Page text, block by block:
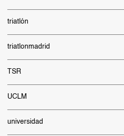
triatlón
triatlonmadrid
TSR
UCLM
universidad